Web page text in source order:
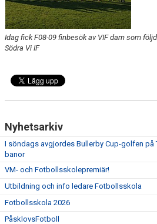
KONTAKT / BOKNING
Idag fick F08-09 finbesök av VIF dam som
Södra Vi IF
Nyhetsarkiv
I söndags avgjordes Bullerby Cup-golfen på
banor
VM- och Fotbollsskolepremiär!
Utbildning och info ledare Fotbollsskola
Fotbollsskola 2026
PåsklovsFotboll